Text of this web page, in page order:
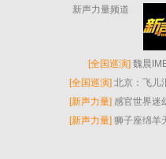
新声力量频道
[全国巡演] 魏晨
[全国巡演] 北京：飞儿
[新声力量] 感官世界迷
[新声力量] 狮子座绵羊